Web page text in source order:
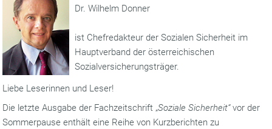
Dr. Wilhelm Donner
ist Chefredakteur der Sozialen Sicherheit im
Hauptverband der österreichischen
Sozialversicherungsträger.
Liebe Leserinnen und Leser!
Die letzte Ausgabe der Fachzeitschrift „Soziale Sicherheit“vor der
Sommerpause enthält eine Reihe von Kurzberichten zu